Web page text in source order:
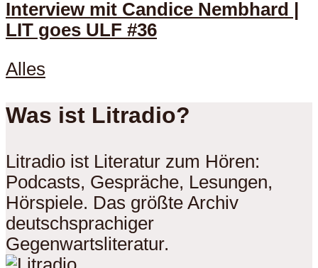
Interview mit Candice Nembhard |
LIT goes ULF #36
Alles
Was ist Litradio?
Litradio ist Literatur zum Hören:
Podcasts, Gespräche, Lesungen,
Hörspiele. Das größte Archiv
deutschsprachiger
Gegenwartsliteratur.